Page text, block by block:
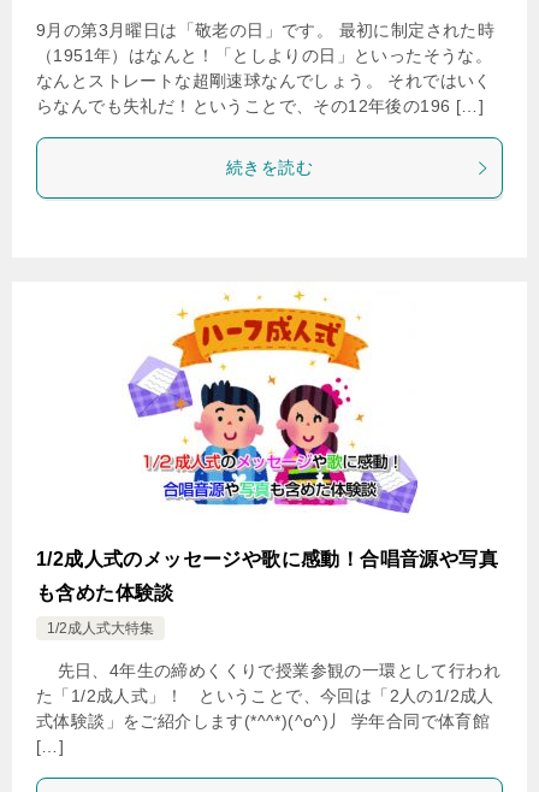
9月の第3月曜日は「敬老の日」です。 最初に制定された時
（1951年）はなんと！「としよりの日」といったそうな。
なんとストレートな超剛速球なんでしょう。 それではいく
らなんでも失礼だ！ということで、その12年後の196 […]
続きを読む
1/2成人式のメッセージや歌に感動！合唱音源や写真
も含めた体験談
1/2成人式大特集
先日、4年生の締めくくりで授業参観の一環として行われ
た「1/2成人式」！ ということで、今回は「2人の1/2成人
式体験談」をご紹介します(*^^*)(^o^)丿 学年合同で体育館
[…]